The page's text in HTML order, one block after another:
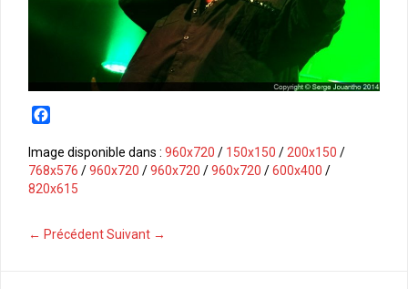
c
e
b
k
Image disponible dans : 960x720 / 150x150 / 200x150 /
768x576 /960x720 /960x720 /960x720 /600x400 /
820x615
← PrécédentSuivant →